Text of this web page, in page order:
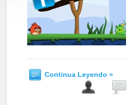
Continua Leyendo »